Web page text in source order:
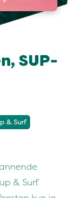
SUP-
& Surf
& Surf